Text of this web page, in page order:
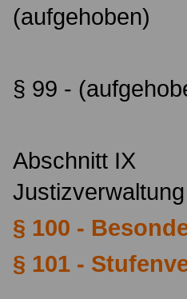
(aufgehoben)
§ 99 -
Abschnitt IX
§ 100 -
§ 101 -